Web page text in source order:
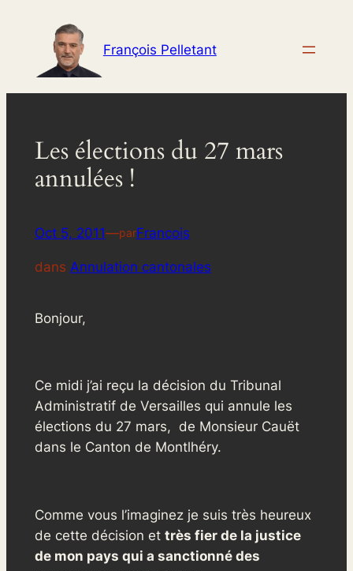
contenu
François Pelletant
Les élections du 27 mars
annulées !
Oct 5, 2011—parFrancois
dans Annulation cantonales
Bonjour,
Ce midi j’ai reçu la décision du Tribunal
Administratif de Versailles qui annule les
élections du 27 mars, de Monsieur Cauët
dans le Canton de Montlhéry.
Comme vous l’imaginez je suis très heureux
de cette décision et très fier de la justice
de mon pays qui a sanctionné des